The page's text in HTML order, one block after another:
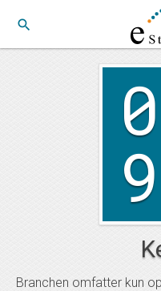
search
Branchen omfatter kun